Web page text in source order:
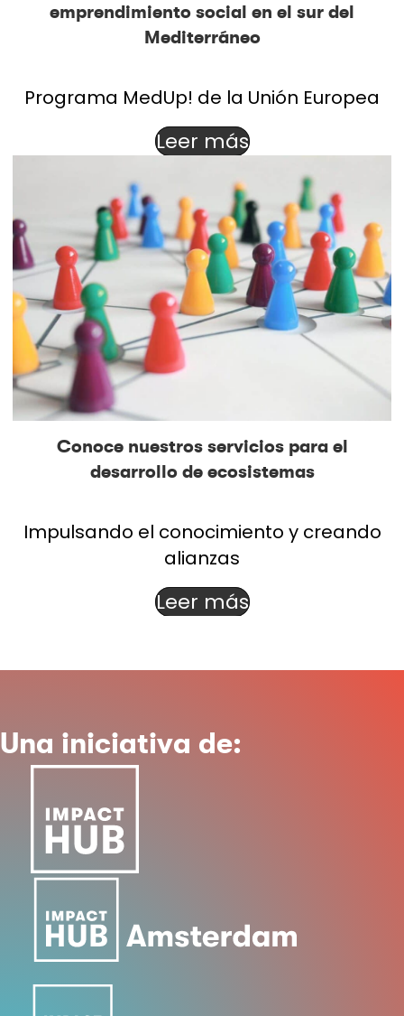
emprendimiento social en el sur del
Mediterráneo
Programa MedUp! de la Unión Europea
Leer más
Conoce nuestros servicios para el
desarrollo de ecosistemas
Impulsando el conocimiento y creando
alianzas
Leer más
Una iniciativa de: